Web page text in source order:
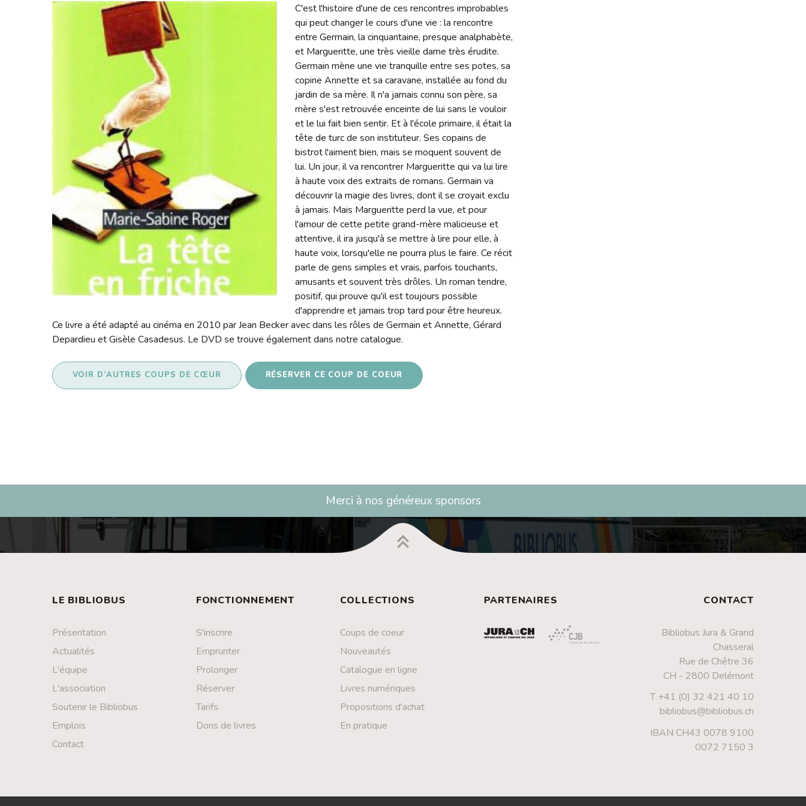
C'est l'histoire d'une de ces rencontres improbables
qui peut changer le cours d'une vie : la rencontre
entre Germain, la cinquantaine, presque analphabète,
et Margueritte, une très vieille dame très érudite.
Germain mène une vie tranquille entre ses potes, sa
copine Annette et sa caravane, installée au fond du
jardin de sa mère. Il n'a jamais connu son père, sa
mère s'est retrouvée enceinte de lui sans le vouloir
et le lui fait bien sentir. Et à l'école primaire, il était la
tête de turc de son instituteur. Ses copains de
bistrot l'aiment bien, mais se moquent souvent de
lui. Un jour, il va rencontrer Margueritte qui va lui lire
à haute voix des extraits de romans. Germain va
découvrir la magie des livres, dont il se croyait exclu
à jamais. Mais Margueritte perd la vue, et pour
l'amour de cette petite grand-mère malicieuse et
attentive, il ira jusqu'à se mettre à lire pour elle, à
haute voix, lorsqu'elle ne pourra plus le faire. Ce récit
parle de gens simples et vrais, parfois touchants,
amusants et souvent très drôles. Un roman tendre,
positif, qui prouve qu'il est toujours possible
d'apprendre et jamais trop tard pour être heureux.
Ce livre a été adapté au cinéma en 2010 par Jean Becker avec dans les rôles de Germain et Annette, Gérard
Depardieu et Gisèle Casadesus. Le DVD se trouve également dans notre catalogue.
VOIR D’AUTRES COUPS DE CŒUR RÉSERVER CE COUP DE COEUR
Merci à nos généreux sponsors
LE BIBLIOBUS
Présentation
Actualités
L'équipe
L'association
Soutenir le Bibliobus
Emplois
Contact
FONCTIONNEMENT
S'inscrire
Emprunter
Prolonger
Réserver
Tarifs
Dons de livres
COLLECTIONS
Coups de coeur
Nouveautés
Catalogue en ligne
Livres numériques
Propositions d'achat
En pratique
PARTENAIRES CONTACT
Bibliobus Jura & Grand
Chasseral
Rue de Chêtre 36
CH - 2800 Delémont
T +41 (0) 32 421 40 10
bibliobus@bibliobus.ch
IBAN CH43 0078 9100
0072 7150 3